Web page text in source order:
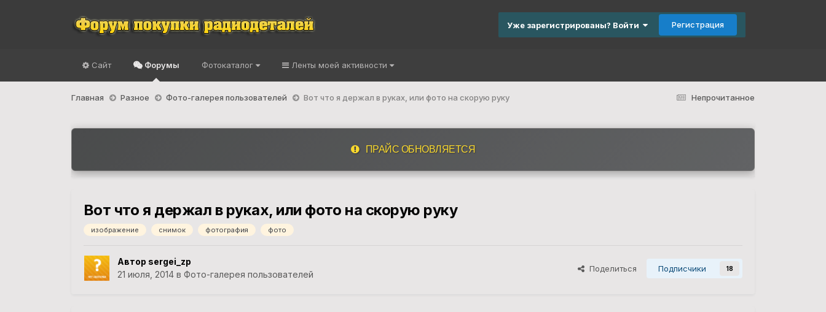
Уже зарегистрированы? Войти Регистрация
Сайт Форумы Фотокаталог Ленты моей активности
Непрочитанное
Главная Разное Фото-галерея пользователей Вот что я держал в руках, или фото на скорую руку
ПРАЙС ОБНОВЛЯЕТСЯ
Вот что я держал в руках, или фото на скорую руку
изображение снимок фотография фото
Автор sergei_zp
21 июля, 2014в Фото-галерея пользователей
Поделиться Подписчики 18